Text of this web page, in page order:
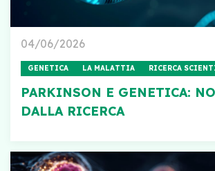
04/06/2026
GENETICA LA MALATTIA RICERCA
PARKINSON E GENETICA:
DALLA RICERCA